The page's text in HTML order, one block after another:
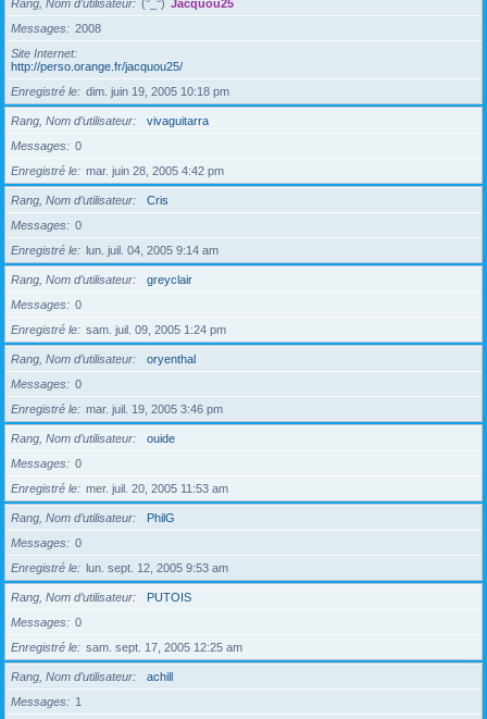
Rang, Nom d’utilisateur (°_°) Jacquou25
Messages
2008
Site Internet
http://perso.orange.fr/jacquou25/
Enregistré le
dim. juin 19, 2005 10:18 pm
Rang, Nom d’utilisateur
vivaguitarra
Messages
0
Enregistré le
mar. juin 28, 2005 4:42 pm
Rang, Nom d’utilisateur
Cris
Messages
0
Enregistré le
lun. juil. 04, 2005 9:14 am
Rang, Nom d’utilisateur
greyclair
Messages
0
Enregistré le
sam. juil. 09, 2005 1:24 pm
Rang, Nom d’utilisateur
oryenthal
Messages
0
Enregistré le
mar. juil. 19, 2005 3:46 pm
Rang, Nom d’utilisateur
ouide
Messages
0
Enregistré le
mer. juil. 20, 2005 11:53 am
Rang, Nom d’utilisateur
PhilG
Messages
0
Enregistré le
lun. sept. 12, 2005 9:53 am
Rang, Nom d’utilisateur
PUTOIS
Messages
0
Enregistré le
sam. sept. 17, 2005 12:25 am
Rang, Nom d’utilisateur
achill
Messages
1